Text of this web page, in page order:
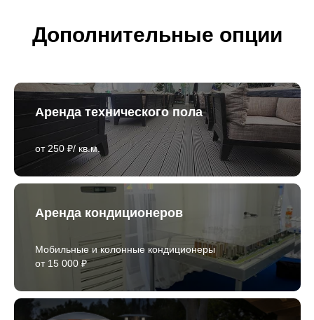
Дополнительные опции
Аренда технического пола
от 250 ₽/ кв.м.
Аренда кондиционеров
Мобильные и колонные кондиционеры
от 15 000 ₽